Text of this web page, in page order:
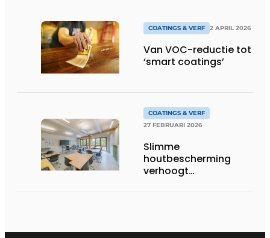
COATINGS & VERF 2 APRIL 2026
Van VOC-reductie tot
‘smart coatings’
COATINGS & VERF
27 FEBRUARI 2026
Slimme
houtbescherming
verhoogt